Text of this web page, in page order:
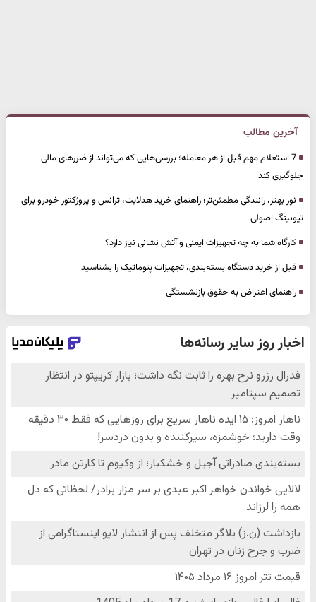
آخرین مطالب
7 استعلام مهم قبل از هر معامله؛ بررسی‌هایی که می‌تواند از ضررهای مالی
جلوگیری کند
نور بهتر، رانندگی مطمئن‌تر؛ راهنمای خرید هدلایت، ترانس و پروژکتور خودرو برای
تیونینگ اصولی
کارگاه شما به چه تجهیزات ایمنی و آتش نشانی نیاز دارد؟
قبل از خرید دستگاه بسته‌بندی، تجهیزات پنوماتیک را بشناسید
راهنمای اعتراض به حقوق بازنشستگی